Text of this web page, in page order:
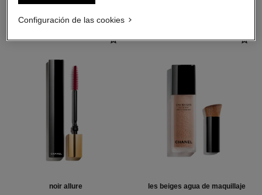
noir allure les beiges agua de maquillaje
Configuración de las cookies